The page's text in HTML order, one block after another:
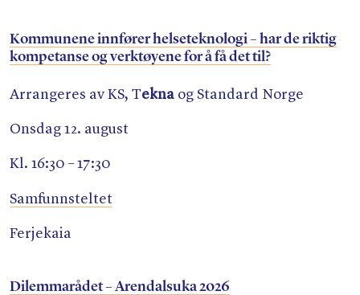
Kommunene innfører helseteknologi – har de riktig
kompetanse og verktøyene for å få det til?
Arrangeres av KS, Tekna og Standard Norge
Onsdag 12. august
Kl. 16:30 – 17:30
Samfunnsteltet
Ferjekaia
Dilemmarådet – Arendalsuka 2026